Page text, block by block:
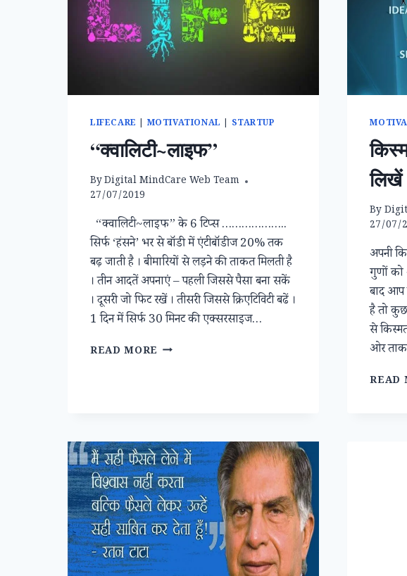
LIFECARE MOTIVATIONAL STARTUP
“क्वालिटी~लाइफ”
ByDigital MindCare Web Team
27/07/2019
“क्वालिटी~लाइफ” के 6 टिप्स ………………..
सिर्फ ‘हंसने’ भर से बॉडी में एंटीबॉडीज 20% तक
बढ़ जाती है । बीमारियों से लड़ने की ताकत मिलती है
। तीन आदतें अपनाएं – पहली जिससे पैसा बना सकें
। दूसरी जो फिट रखें । तीसरी जिससे क्रिएटिविटी बढें ।
1 दिन में सिर्फ 30 मिनट की एक्सरसाइज…
READ MORE “क्वालिटी~लाइफ”
लिखें
By
27/07/
अपनी
गुणों को
बाद
है तो
से
ओर
READ